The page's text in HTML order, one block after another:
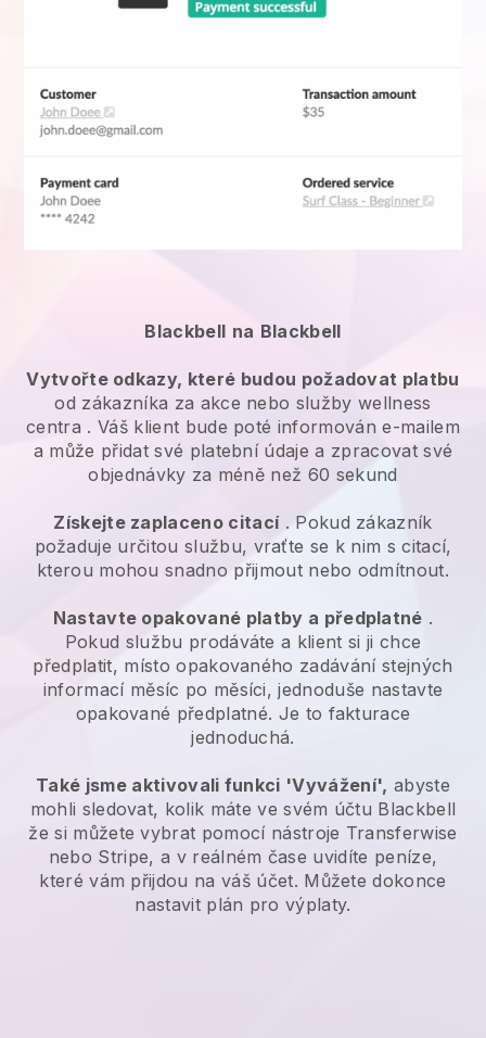
Blackbell na Blackbell
Vytvořte odkazy, které budou požadovat platbu
od zákazníka za akce nebo služby wellness
centra . Váš klient bude poté informován e-mailem
a může přidat své platební údaje a zpracovat své
objednávky za méně než 60 sekund
Získejte zaplaceno citací. Pokud zákazník
požaduje určitou službu, vraťte se k nim s citací,
kterou mohou snadno přijmout nebo odmítnout.
Nastavte opakované platby a předplatné .
Pokud službu prodáváte a klient si ji chce
předplatit, místo opakovaného zadávání stejných
informací měsíc po měsíci, jednoduše nastavte
opakované předplatné. Je to fakturace
jednoduchá.
Také jsme aktivovali funkci 'Vyvážení', abyste
mohli sledovat, kolik máte ve svém účtu Blackbell
že si můžete vybrat pomocí nástroje Transferwise
nebo Stripe, a v reálném čase uvidíte peníze,
které vám přijdou na váš účet. Můžete dokonce
nastavit plán pro výplaty.